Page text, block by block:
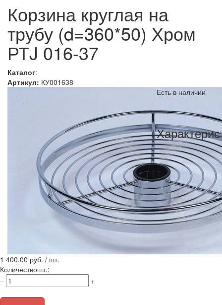
Корзина круглая на
трубу (d=360*50) Хром
РТJ 016-37
Каталог:
Артикул: КУ001638
Есть в наличии
1 400.00 руб. / шт.
Количествошт.:
−
+